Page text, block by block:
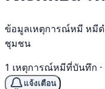
ข้อมูลเหตุการณ์หมี หมีด
ชุมชน
1 เหตุการณ์หมีที่บันทึก ·
แจ้งเตือน